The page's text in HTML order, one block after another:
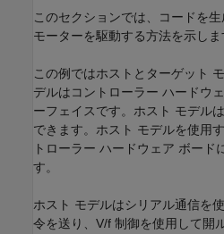
このセクションでは、コードを
モーターを駆動する方法を示しま
この例ではホストとターゲット
デルはコントローラー ハードウ
ーフェイスです。ホスト モデル
できます。ホスト モデルを使用
トローラー ハードウェア ボード
す。
ホスト モデルはシリアル通信を
令を送り、V/f 制御を使用して開